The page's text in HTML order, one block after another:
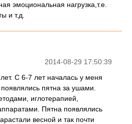
эмоциональная нагрузка,т.е.
и т.д.
2014-08-29 17:50:39
С 6-7 лет началась у меня
пятна за ушами.
иглотерапией,
Пятна появлялись
весной и так почти